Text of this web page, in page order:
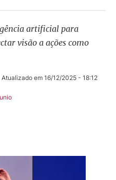
artificial para
visão a ações como
Atualizado em 16/12/2025 - 18:12